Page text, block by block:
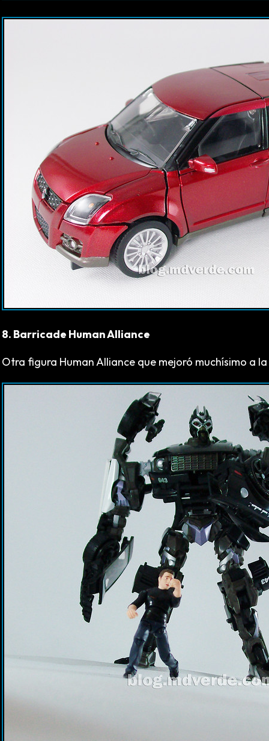
8. Barricade Human Alliance
Otra figura Human Alliance que mejoró muchísimo a